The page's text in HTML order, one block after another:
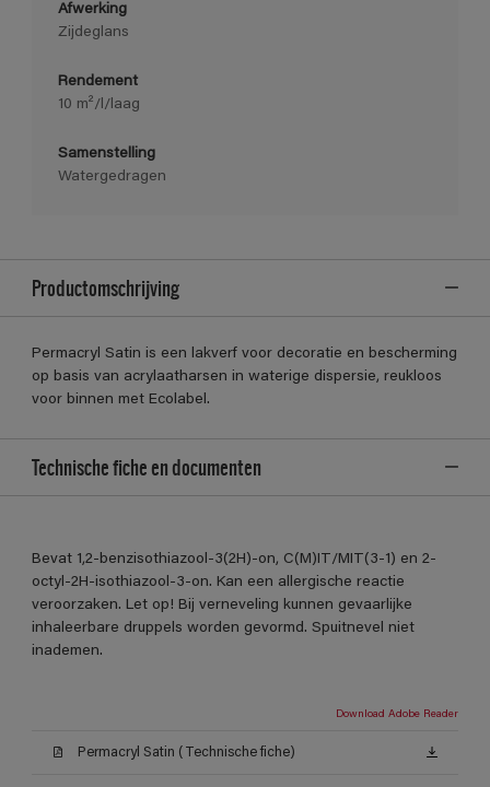
Afwerking
Zijdeglans
Rendement
10 m²/l/laag
Samenstelling
Watergedragen
Productomschrijving
Permacryl Satin is een lakverf voor decoratie en bescherming
op basis van acrylaatharsen in waterige dispersie, reukloos
voor binnen met Ecolabel.
Technische fiche en documenten
Bevat 1,2-benzisothiazool-3(2H)-on, C(M)IT/MIT(3-1) en 2-
octyl-2H-isothiazool-3-on. Kan een allergische reactie
veroorzaken. Let op! Bij verneveling kunnen gevaarlijke
inhaleerbare druppels worden gevormd. Spuitnevel niet
inademen.
Download Adobe Reader
Permacryl Satin (Technische fiche)